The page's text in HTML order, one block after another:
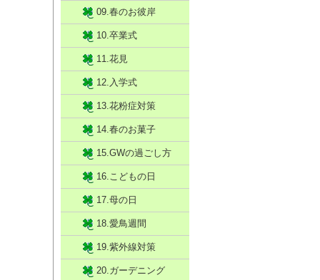
09.春のお彼岸
10.卒業式
11.花見
12.入学式
13.花粉症対策
14.春のお菓子
15.GWの過ごし方
16.こどもの日
17.母の日
18.愛鳥週間
19.紫外線対策
20.ガーデニング